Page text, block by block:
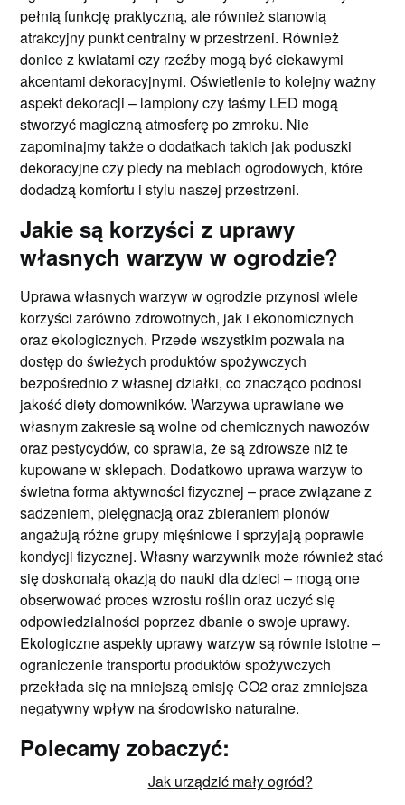
pełnią funkcję praktyczną, ale również stanowią
atrakcyjny punkt centralny w przestrzeni. Również
donice z kwiatami czy rzeźby mogą być ciekawymi
akcentami dekoracyjnymi. Oświetlenie to kolejny ważny
aspekt dekoracji – lampiony czy taśmy LED mogą
stworzyć magiczną atmosferę po zmroku. Nie
zapominajmy także o dodatkach takich jak poduszki
dekoracyjne czy pledy na meblach ogrodowych, które
dodadzą komfortu i stylu naszej przestrzeni.
Jakie są korzyści z uprawy
własnych warzyw w ogrodzie?
Uprawa własnych warzyw w ogrodzie przynosi wiele
korzyści zarówno zdrowotnych, jak i ekonomicznych
oraz ekologicznych. Przede wszystkim pozwala na
dostęp do świeżych produktów spożywczych
bezpośrednio z własnej działki, co znacząco podnosi
jakość diety domowników. Warzywa uprawiane we
własnym zakresie są wolne od chemicznych nawozów
oraz pestycydów, co sprawia, że są zdrowsze niż te
kupowane w sklepach. Dodatkowo uprawa warzyw to
świetna forma aktywności fizycznej – prace związane z
sadzeniem, pielęgnacją oraz zbieraniem plonów
angażują różne grupy mięśniowe i sprzyjają poprawie
kondycji fizycznej. Własny warzywnik może również stać
się doskonałą okazją do nauki dla dzieci – mogą one
obserwować proces wzrostu roślin oraz uczyć się
odpowiedzialności poprzez dbanie o swoje uprawy.
Ekologiczne aspekty uprawy warzyw są równie istotne –
ograniczenie transportu produktów spożywczych
przekłada się na mniejszą emisję CO2 oraz zmniejsza
negatywny wpływ na środowisko naturalne.
Polecamy zobaczyć:
Jak urządzić mały ogród?